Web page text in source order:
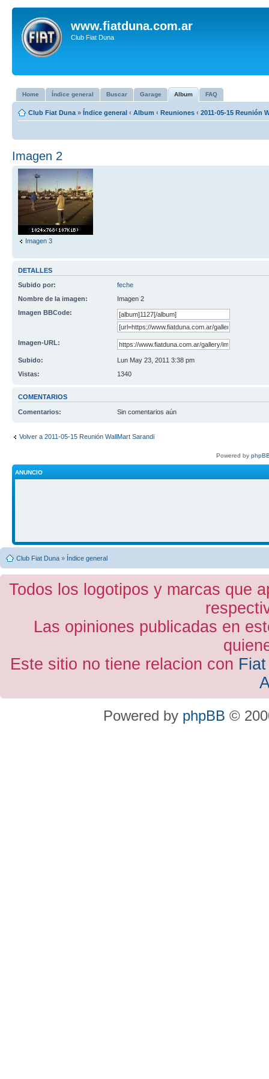
www.fiatduna.com.ar
Club Fiat Duna
Home Índice general Buscar Garage Album FAQ
Club Fiat Duna » Índice general ‹ Album ‹ Reuniones ‹ 2011-05-15 Reunión
Imagen 2
Imagen 3
DETALLES
Subido por:
feche
Nombre de la imagen:
Imagen 2
Imagen BBCode:
Imagen-URL:
Subido:
Lun May 23, 2011 3:38 pm
Vistas:
1340
COMENTARIOS
Comentarios: Sin comentarios aún
Volver a 2011-05-15 Reunión WallMart Sarandi
Powered by
ANUNCIO
Club Fiat Duna » Índice general
Todos los logotipos y marcas que
Las opiniones publicadas en
Este sitio no tiene relacion con
Powered by phpBB ©